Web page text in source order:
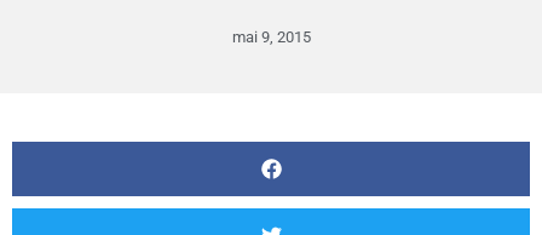
mai 9, 2015